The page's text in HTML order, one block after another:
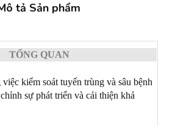
tả Sản phẩm
TỔNG QUAN
kiểm soát tuyến trùng và sâu bệnh
sự phát triển và cải thiện khả